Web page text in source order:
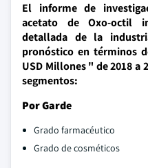
El informe de
acetato de Oxo-octil
detallada de la
pronóstico en términos
USD Millones " de 2018 a
segmentos:
Por Garde
Grado farmacéutico
Grado de cosméticos